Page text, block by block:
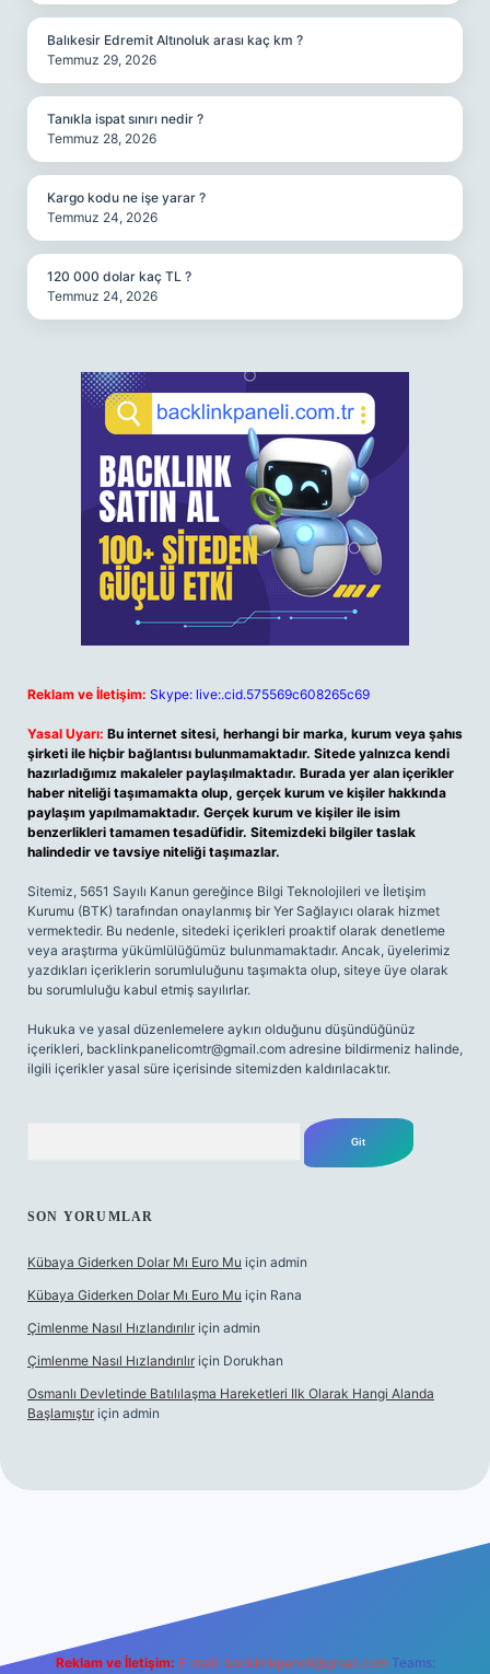
Balıkesir Edremit Altınoluk arası kaç km ?
Temmuz 29, 2026
Tanıkla ispat sınırı nedir ?
Temmuz 28, 2026
Kargo kodu ne işe yarar ?
Temmuz 24, 2026
120 000 dolar kaç TL ?
Temmuz 24, 2026
Reklam ve İletişim: Skype: live:.cid.575569c608265c69
Yasal Uyarı: Bu internet sitesi, herhangi bir marka, kurum veya şahıs
şirketi ile hiçbir bağlantısı bulunmamaktadır. Sitede yalnızca kendi
hazırladığımız makaleler paylaşılmaktadır. Burada yer alan içerikler
haber niteliği taşımamakta olup, gerçek kurum ve kişiler hakkında
paylaşım yapılmamaktadır. Gerçek kurum ve kişiler ile isim
benzerlikleri tamamen tesadüfidir. Sitemizdeki bilgiler taslak
halindedir ve tavsiye niteliği taşımazlar.
Sitemiz, 5651 Sayılı Kanun gereğince Bilgi Teknolojileri ve İletişim
Kurumu (BTK) tarafından onaylanmış bir Yer Sağlayıcı olarak hizmet
vermektedir. Bu nedenle, sitedeki içerikleri proaktif olarak denetleme
veya araştırma yükümlülüğümüz bulunmamaktadır. Ancak, üyelerimiz
yazdıkları içeriklerin sorumluluğunu taşımakta olup, siteye üye olarak
bu sorumluluğu kabul etmiş sayılırlar.
Hukuka ve yasal düzenlemelere aykırı olduğunu düşündüğünüz
içerikleri, backlinkpanelicomtr@gmail.com adresine bildirmeniz halinde,
ilgili içerikler yasal süre içerisinde sitemizden kaldırılacaktır.
SON YORUMLAR
Kübaya Giderken Dolar Mı Euro Mu için admin
Kübaya Giderken Dolar Mı Euro Mu için Rana
Çimlenme Nasıl Hızlandırılır için admin
Çimlenme Nasıl Hızlandırılır için Dorukhan
Osmanlı Devletinde Batılılaşma Hareketleri Ilk Olarak Hangi Alanda
Başlamıştır için admin
Reklam ve İletişim: E-mail: backlinkpaneli@gmail.com Teams: